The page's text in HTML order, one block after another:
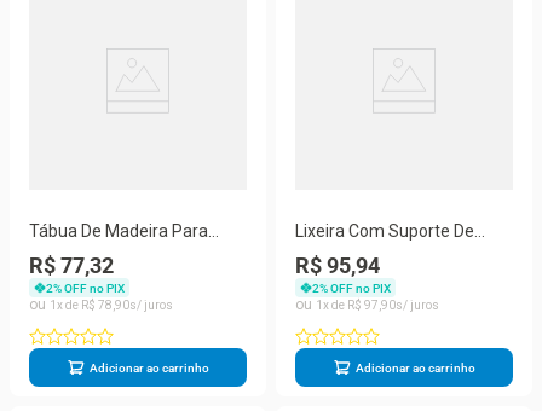
Tábua De Madeira Para
Churrasco Com Cabo De
Alumínio - Stolf 44x30
R$ 77,32
2% OFF no PIX
1
R$ 78 90
Adicionar ao carrinho
Lixeira Com Suporte De
Papel Higiênico - Stolf
Branco
R$ 95,94
2% OFF no PIX
1
R$ 97 90
Adicionar ao carrinho